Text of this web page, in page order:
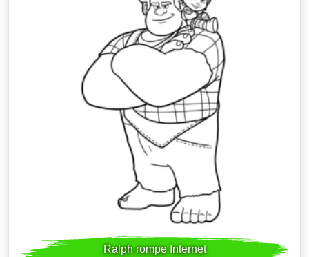
Ralph rompe Internet